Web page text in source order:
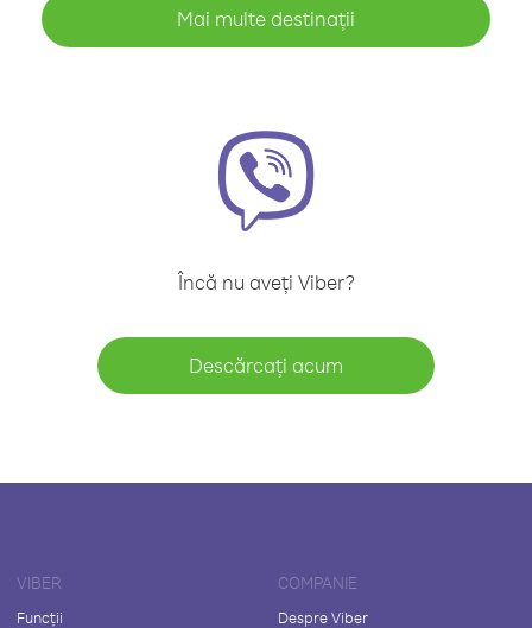
Mai multe destinații
Încă nu aveți Viber?
Descărcați acum
VIBER
Funcții
COMPANIE
Despre Viber